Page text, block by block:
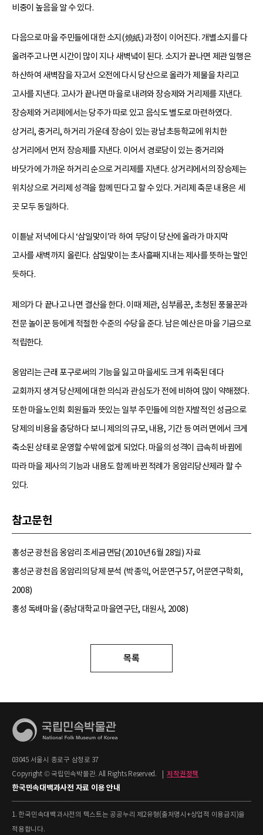
비중이 높음을 알 수 있다.
다음으로 마을 주민들에 대한 소지(燒紙) 과정이 이어진다. 개별소지를 다
올려주고 나면 시간이 많이 지나 새벽녘이 된다. 소지가 끝나면 제관 일행은
하산하여 새벽잠을 자고서 오전에 다시 당산으로 올라가 제물을 차리고
고사를 지낸다. 고사가 끝나면 마을로 내려와 장승제와 거리제를 지낸다.
장승제와 거리제에서는 당주가 따로 있고 음식도 별도로 마련하였다.
상거리, 중거리, 하거리 가운데 장승이 있는 광남초등학교에 위치한
상거리에서 먼저 장승제를 지낸다. 이어서 경로당이 있는 중거리와
바닷가에 가까운 하거리 순으로 거리제를 지낸다. 상거리에서의 장승제는
위치상으로 거리제 성격을 함께 띤다고 할 수 있다. 거리제 축문 내용은 세
곳 모두 동일하다.
이튿날 저녁에 다시 ‘삼일맞이’라 하여 무당이 당산에 올라가 마지막
고사를 새벽까지 올린다. 삼일맞이는 초사흘째 지내는 제사를 뜻하는 말인
듯하다.
제의가 다 끝나고 나면 결산을 한다. 이때 제관, 심부름꾼, 초청된 풍물꾼과
전문 놀이꾼 등에게 적절한 수준의 수당을 준다. 남은 예산은 마을 기금으로
적립한다.
옹암리는 근래 포구로써의 기능을 잃고 마을세도 크게 위축된 데다
교회까지 생겨 당산제에 대한 의식과 관심도가 전에 비하여 많이 약해졌다.
또한 마을노인회 회원들과 뜻있는 일부 주민들에 의한 자발적인 성금으로
당제의 비용을 충당하다 보니 제의의 규모, 내용, 기간 등 여러 면에서 크게
축소된 상태로 운영할 수밖에 없게 되었다. 마을의 성격이 급속히 바뀜에
따라 마을 제사의 기능과 내용도 함께 바뀐 적례가 옹암리당산제라 할 수
있다.
참고문헌
홍성군 광천읍 옹암리 조세금 면담(2010년 6월 28일) 자료
홍성군 광천읍 옹암리의 당제 분석 (박종익, 어문연구 57, 어문연구학회,
2008)
홍성 독배마을 (충남대학교 마을연구단, 대원사, 2008)
목록
03045 서울시 종로구 삼청로 37
Copyright © 국립민속박물관. All Rights Reserved.
저작권정책
한국민속대백과사전 자료 이용 안내
1. 한국민속대백과사전의 텍스트는 공공누리 제2유형(출처명시+상업적 이용금지)을
적용합니다.